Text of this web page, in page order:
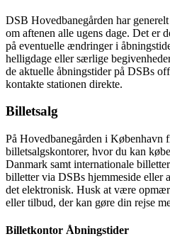
DSB Hovedbanegården har
om aftenen alle ugens dage. Det
på eventuelle ændringer i
helligdage eller særlige
de aktuelle åbningstider på DSBs
kontakte stationen direkte.
Billetsalg
På Hovedbanegården i København
billetsalgskontorer, hvor du kan
Danmark samt internationale
billetter via DSBs hjemmeside eller
det elektronisk. Husk at være
eller tilbud, der kan gøre din rejse
Billetkontor Åbningstider